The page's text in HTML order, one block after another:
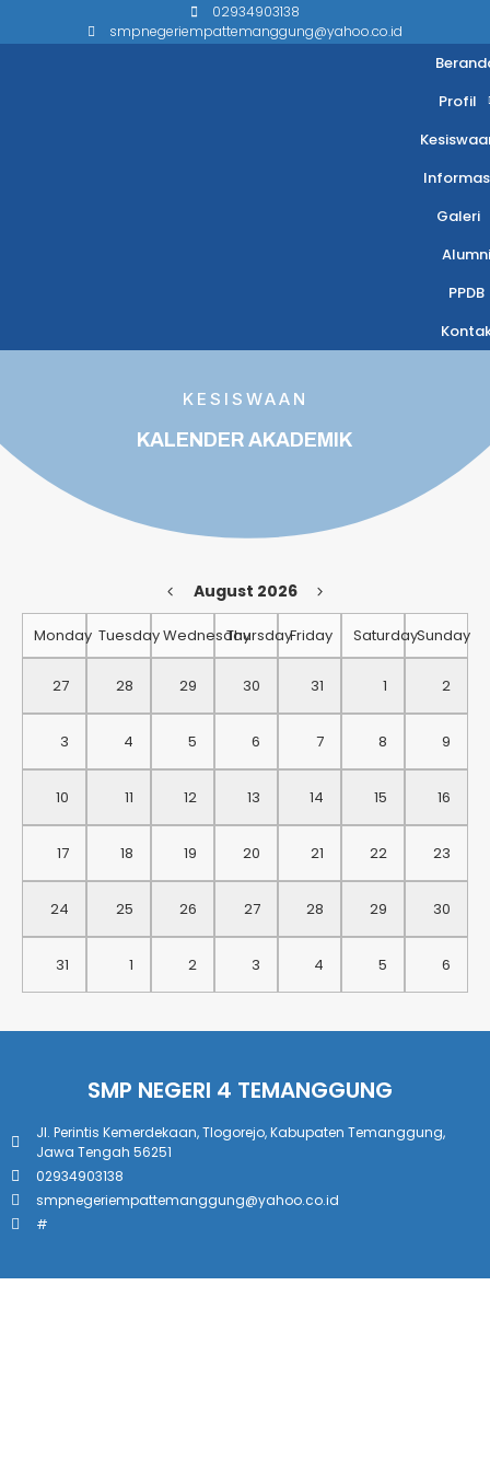
02934903138
smpnegeriempattemanggung@yahoo.co.id
Profil
Galeri
Alumni
PPDB
KESISWAAN
KALENDER AKADEMIK
August 2026
Monday TuesdayWednesdayThursdayFriday SaturdaySunday
27 28 29 30 31 1 2
3 4 5 6 7 8 9
10 11 12 13 14 15 16
17 18 19 20 21 22 23
24 25 26 27 28 29 30
31 1 2 3 4 5 6
SMP NEGERI 4 TEMANGGUNG
Jl. Perintis Kemerdekaan, Tlogorejo, Kabupaten Temanggung,
Jawa Tengah 56251
02934903138
smpnegeriempattemanggung@yahoo.co.id
#